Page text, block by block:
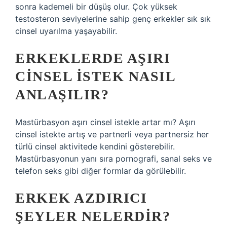
sonra kademeli bir düşüş olur. Çok yüksek
testosteron seviyelerine sahip genç erkekler sık ​​sık
cinsel uyarılma yaşayabilir.
ERKEKLERDE AŞIRI
CINSEL ISTEK NASIL
ANLAŞILIR?
Mastürbasyon aşırı cinsel istekle artar mı? Aşırı
cinsel istekte artış ve partnerli veya partnersiz her
türlü cinsel aktivitede kendini gösterebilir.
Mastürbasyonun yanı sıra pornografi, sanal seks ve
telefon seks gibi diğer formlar da görülebilir.
ERKEK AZDIRICI
ŞEYLER NELERDIR?